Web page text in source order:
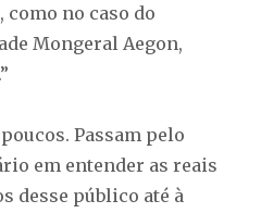
no caso do
Mongeral Aegon,
Passam pelo
em entender as reais
desse público até à